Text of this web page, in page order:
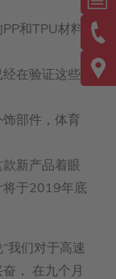
和TPU材料
在验证这些
部件，体育
款新产品着眼
将于2019年底
我们对于高速
， 在九个月